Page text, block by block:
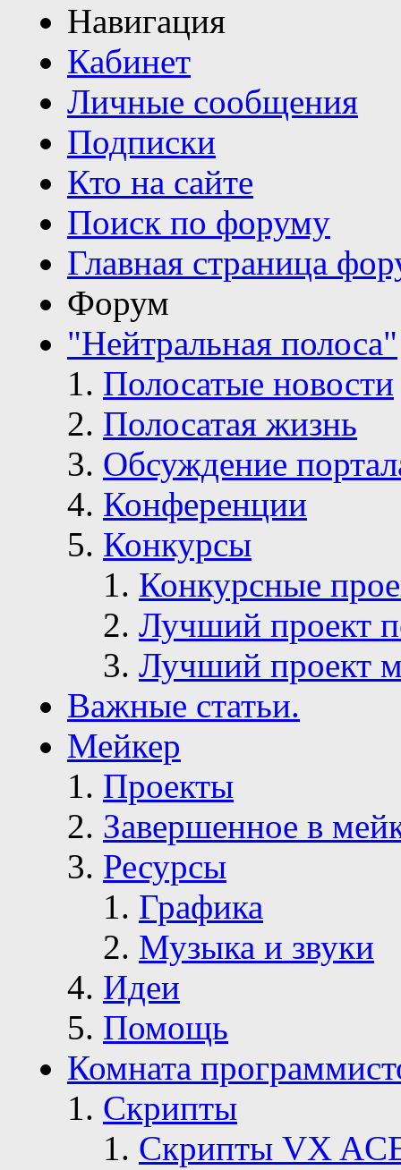
Навигация
Кабинет
Личные сообщения
Подписки
Кто на сайте
Поиск по форуму
Главная страница
Форум
"Нейтральная полоса"
Полосатые новости
Полосатая жизнь
Обсуждение
Конференции
Конкурсы
Конкурсные
Лучший проект
Лучший проект
Важные статьи.
Мейкер
Проекты
Завершенное в
Ресурсы
Графика
Музыка и звуки
Идеи
Помощь
Комната
Скрипты
Скрипты VX